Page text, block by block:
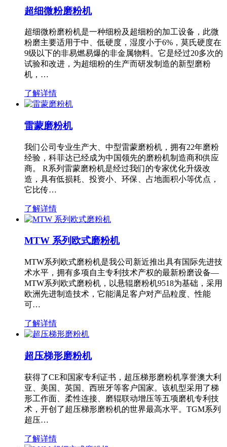
超细微粉磨粉机
超细微粉磨粉机是一种细粉及超细粉的加工设备，此微
粉磨主要适用于中、低硬度，湿度小于6%，莫氏硬度在
9级以下的非易燃易爆的非金属物料。它是经过20多次的
试验和改进，为超细粉的生产而研发制造的新型磨粉
机，…
了解详情
雷蒙磨粉机
我们公司专业生产大、中型雷蒙磨粉机，拥有22年磨粉
经验，科菲达已经成为中国领先的磨粉机制造商和供应
商。 R系列雷蒙磨粉机是经过我们的专家优化升级改
造，具有低损耗、投资小、环保、占地面积小等优点，
它比传…
了解详情
MTW 系列欧式磨粉机
MTW系列欧式磨粉机是我公司新近推出具有国际先进技
术水平，拥有多项自主专利技术产权的最新粉磨设备—
MTW系列欧式磨粉机，以悬辊磨粉机9518为基础，采用
欧洲先进制造技术，它能满足客户对产品粒度、性能
可…
了解详情
超压梯形磨粉机
获得了CE和国家专利证书，超压梯形磨粉机享誉澳大利
亚、美国、英国、西班牙等客户国家。该机型采用了梯
形工作面、柔性连接、磨辊联动增压等五项磨机专利技
术，开创了超压梯形磨粉机的世界最高水平。TGM系列
超压…
了解详情